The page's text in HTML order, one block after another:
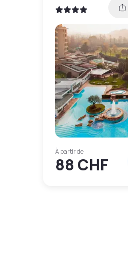
À partir de
88 CHF